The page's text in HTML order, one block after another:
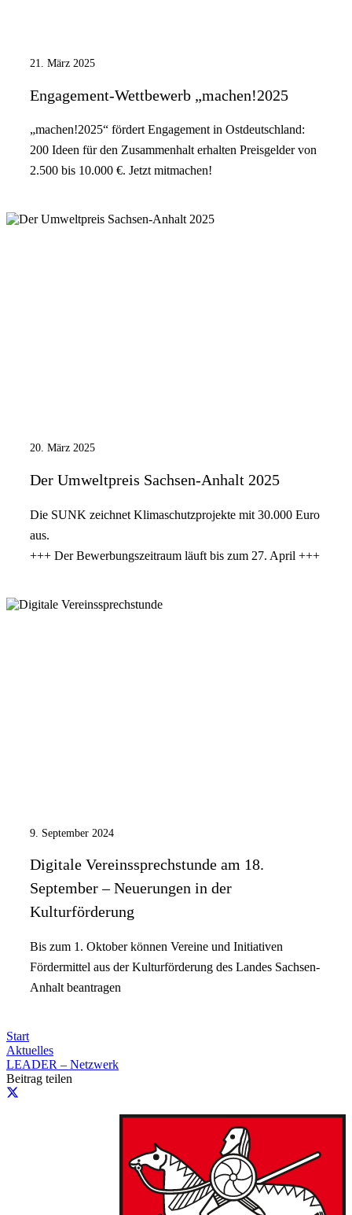
21. März 2025
Engagement-Wettbewerb „machen!2025
„machen!2025“ fördert Engagement in Ostdeutschland:
200 Ideen für den Zusammenhalt erhalten Preisgelder von
2.500 bis 10.000 €. Jetzt mitmachen!
20. März 2025
Der Umweltpreis Sachsen-Anhalt 2025
Die SUNK zeichnet Klimaschutzprojekte mit 30.000 Euro
aus.
+++ Der Bewerbungszeitraum läuft bis zum 27. April +++
9. September 2024
Digitale Vereinssprechstunde am 18.
September – Neuerungen in der
Kulturförderung
Bis zum 1. Oktober können Vereine und Initiativen
Fördermittel aus der Kulturförderung des Landes Sachsen-
Anhalt beantragen
Start
Aktuelles
LEADER – Netzwerk
Beitrag teilen